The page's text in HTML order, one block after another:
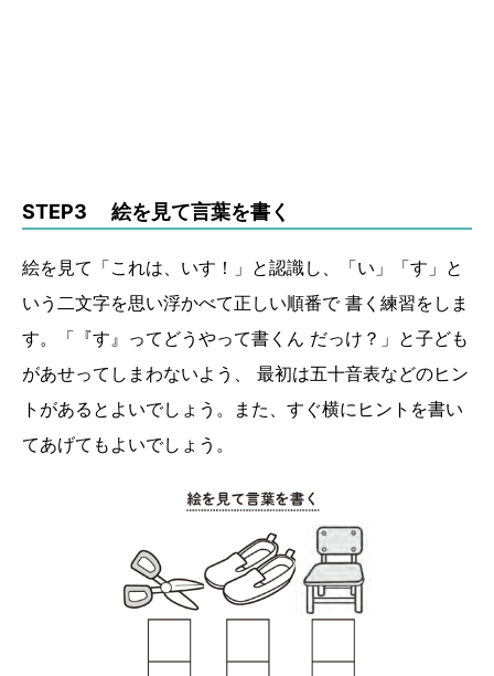
STEP3 絵を見て言葉を書く
絵を見て「これは、いす！」と認識し、「い」「す」と
いう二文字を思い浮かべて正しい順番で 書く練習をしま
す。「『す』ってどうやって書くん だっけ？」と子ども
があせってしまわないよう、 最初は五十音表などのヒン
トがあるとよいでしょう。また、すぐ横にヒントを書い
てあげてもよいでしょう。